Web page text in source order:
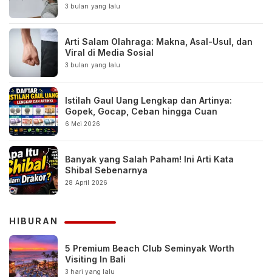
3 bulan yang lalu
Arti Salam Olahraga: Makna, Asal-Usul, dan
Viral di Media Sosial
3 bulan yang lalu
Istilah Gaul Uang Lengkap dan Artinya:
Gopek, Gocap, Ceban hingga Cuan
6 Mei 2026
Banyak yang Salah Paham! Ini Arti Kata
Shibal Sebenarnya
28 April 2026
HIBURAN
5 Premium Beach Club Seminyak Worth
Visiting In Bali
3 hari yang lalu